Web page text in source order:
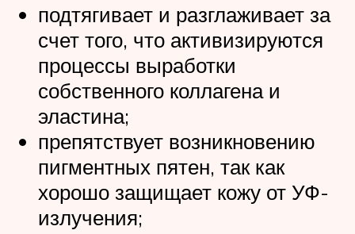
подтягивает и разглаживает за
счет того, что активизируются
процессы выработки
собственного коллагена и
эластина;
препятствует возникновению
пигментных пятен, так как
хорошо защищает кожу от УФ-
излучения;